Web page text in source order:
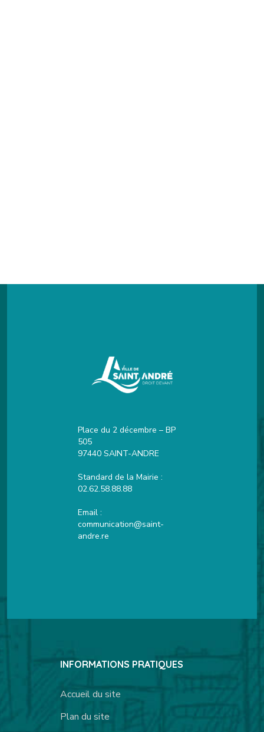
Place du 2 décembre – BP
505
97440 SAINT-ANDRE
Standard de la Mairie :
02.62.58.88.88
Email :
communication@saint-
andre.re
INFORMATIONS PRATIQUES
Accueil du site
Plan du site